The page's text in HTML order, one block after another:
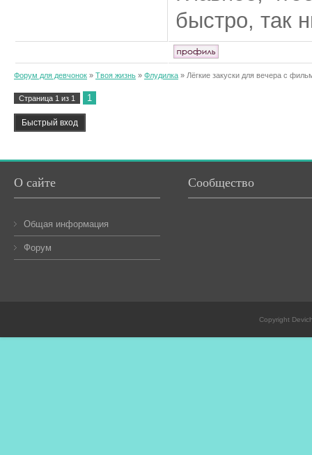
быстро, так
Форум для девчонок » Твоя жизнь » Флудилка » Лёгкие закуски для вечера с
Страница 1 из 1 1
О сайте
Общая информация
Форум
Сообщество
Copyright